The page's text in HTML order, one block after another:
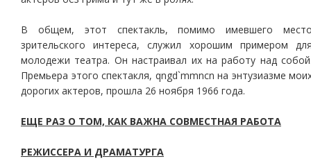
В общем, этот спектакль, помимо имевшего
зрительского интереса, служил хорошим примером
молодежи театра. Он настраивал их на работу над
Премьера этого спектакля, qngd`mmncn на энтузиазме
дорогих актеров, прошла 26 ноября 1966 года.
ЕЩЕ РАЗ О ТОМ, КАК ВАЖНА СОВМЕСТНАЯ РАБОТА
РЕЖИССЕРА И ДРАМАТУРГА